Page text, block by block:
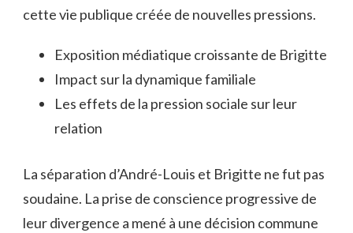
cette vie publique créée de nouvelles pressions.
Exposition médiatique croissante de Brigitte
Impact sur la dynamique familiale
Les effets de la pression sociale sur leur
relation
La séparation d’André-Louis et Brigitte ne fut pas
soudaine. La prise de conscience progressive de
leur divergence a mené à une décision commune